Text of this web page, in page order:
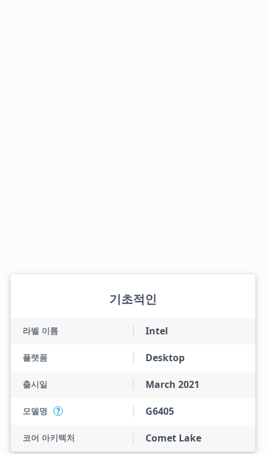
기초적인
라벨 이름 Intel
플랫폼 Desktop
출시일 March 2021
모델명 ? G6405
코어 아키텍처 Comet Lake